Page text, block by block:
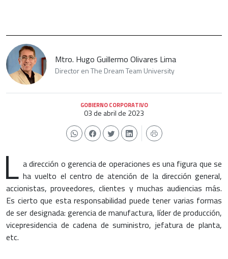
Mtro. Hugo Guillermo Olivares Lima
Director en The Dream Team University
GOBIERNO CORPORATIVO
03 de abril de 2023
L a dirección o gerencia de operaciones es una figura que se
ha vuelto el centro de atención de la dirección general,
accionistas, proveedores, clientes y muchas audiencias más.
Es cierto que esta responsabilidad puede tener varias formas
de ser designada: gerencia de manufactura, líder de producción,
vicepresidencia de cadena de suministro, jefatura de planta,
etc.